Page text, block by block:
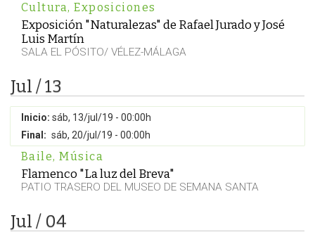
Cultura, Exposiciones
Exposición "Naturalezas" de Rafael Jurado y José
Luis Martín
SALA EL PÓSITO/ VÉLEZ-MÁLAGA
Jul / 13
Inicio: sáb, 13/jul/19 - 00:00h
Final: sáb, 20/jul/19 - 00:00h
Baile, Música
Flamenco "La luz del Breva"
PATIO TRASERO DEL MUSEO DE SEMANA SANTA
Jul / 04